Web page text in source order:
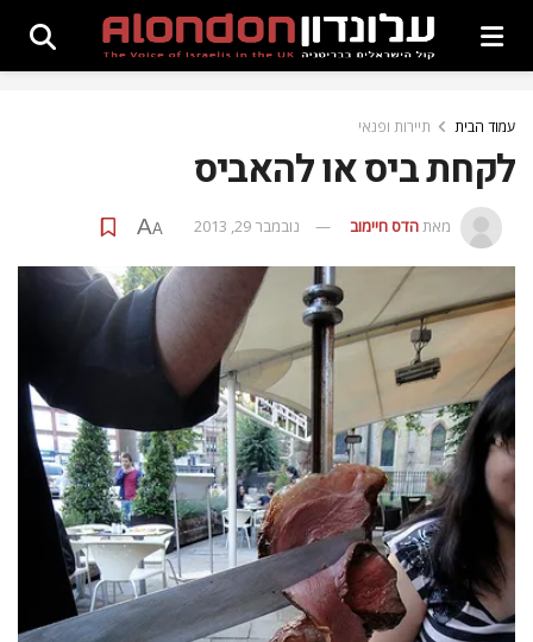
עמוד הבית תיירות ופנאי
לקחת ביס או להאביס
מאתהדס חיימוב נובמבר 29, 2013 A
A